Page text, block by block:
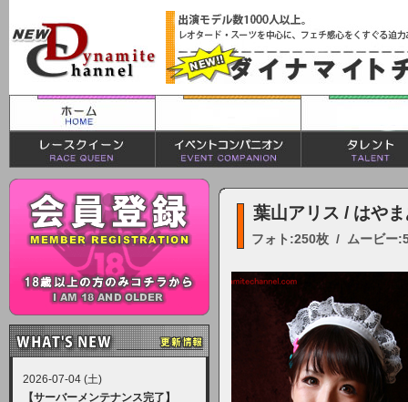
2026-07-04 (土)
【サーバーメンテナンス完了】
葉山アリス / はや
フォト:250枚 / ムービー